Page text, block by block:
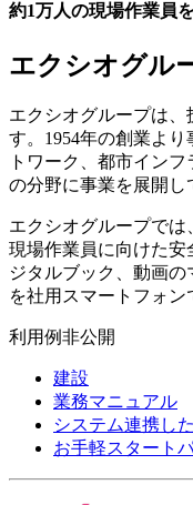
約1万人の現場作業員
エクシオグル
エクシオグループは
す。1954年の創業よ
トワーク、都市イン
の分野に事業を展開し
エクシオグループでは
現場作業員に向けた安
ジタルブック、動画
を社用スマートフォン
利用例非公開
建設
業務マニュアル
システム連携し
お手軽スタート